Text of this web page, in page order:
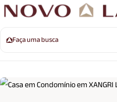
Faça uma busca